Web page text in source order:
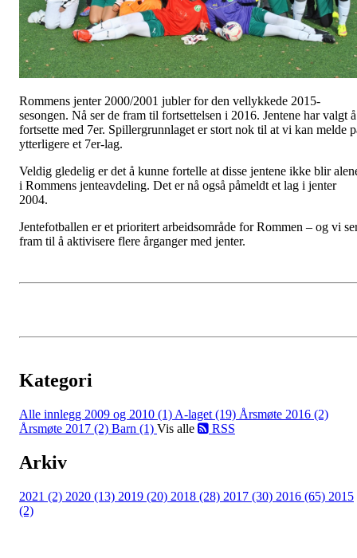
Rommens jenter 2000/2001 jubler for den vellykkede 2015-
sesongen. Nå ser de fram til fortsettelsen i 2016. Jentene har valgt å
fortsette med 7er. Spillergrunnlaget er stort nok til at vi kan melde
ytterligere et 7er-lag.
Veldig gledelig er det å kunne fortelle at disse jentene ikke blir
i Rommens jenteavdeling. Det er nå også påmeldt et lag i jenter
2004.
Jentefotballen er et prioritert arbeidsområde for Rommen – og vi
fram til å aktivisere flere årganger med jenter.
Kategori
Alle innlegg 2009 og 2010 (1) A-laget (19) Årsmøte 2016 (2)
Årsmøte 2017 (2) Barn (1) Vis alle RSS
Arkiv
2021 (2) 2020 (13) 2019 (20) 2018 (28) 2017 (30) 2016 (65) 2015
(2)